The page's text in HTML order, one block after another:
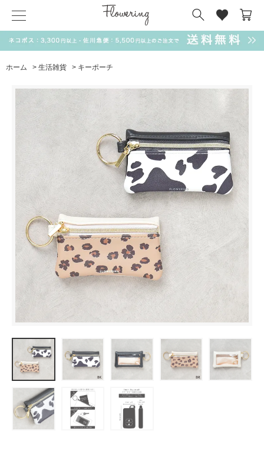
ホーム > 生活雑貨 > キーポーチ
気化冷却スカーフ matsui サンリオ キーポーチ
MAGUFIT チャーム
SALE